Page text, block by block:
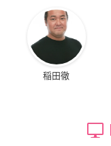
稲田徹